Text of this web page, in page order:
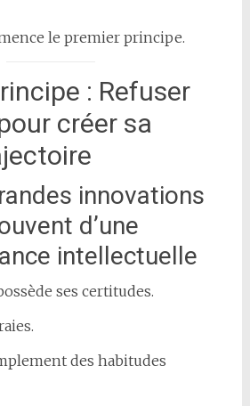
le premier principe.
: Refuser
créer sa
innovations
d’une
intellectuelle
ses certitudes.
des habitudes